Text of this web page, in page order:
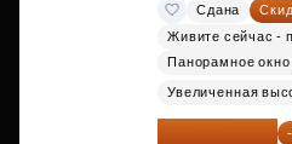
Сдана
Живите сейчас -
Панорамное окно
Увеличенная
35 003 356 ₽